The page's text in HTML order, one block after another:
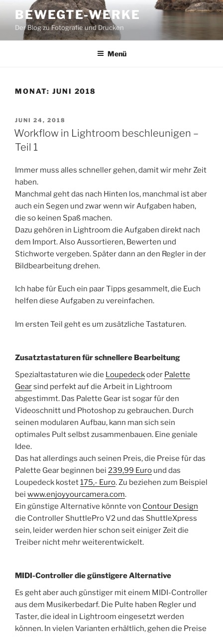
Inhalt
springen
BEWEGTE-WERKE
Der Blog zu Fotografie und Drucken
Menü
MONAT: JUNI 2018
VERÖFFENTLICHT
AM
JUNI 24, 2018
Workflow in Lightroom beschleunigen –
Teil 1
Immer muss alles schneller gehen, damit wir mehr Zeit
haben.
Manchmal geht das nach Hinten los, manchmal ist aber
auch ein Segen und zwar wenn wir Aufgaben haben,
die so keinen Spaß machen.
Dazu gehören in Lightroom die Aufgaben direkt nach
dem Import. Also Aussortieren, Bewerten und
Stichworte vergeben. Später dann an den Regler in der
Bildbearbeitung drehen.
Ich habe für Euch ein paar Tipps gesammelt, die Euch
helfen diese Aufgaben zu vereinfachen.
Im ersten Teil geht es um zusätzliche Tastaturen.
Zusatztastaturen für schnellere Bearbeitung
Spezialtastaturen wie die Loupedeckoder Palette
Gearsind perfekt auf die Arbeit in Lightroom
abgestimmt. Das Palette Gear ist sogar für den
Videoschnitt und Photoshop zu gebrauchen. Durch
seinen modularen Aufbau, kann man sich sein
optimales Pult selbst zusammenbauen. Eine geniale
Idee.
Das hat allerdings auch seinen Preis, die Preise für das
Palette Gear beginnen bei 239,99 Euro und das
Loupedeck kostet175,- Euro. Zu beziehen zum Beispiel
bei www.enjoyyourcamera.com.
Ein günstige Alternative könnte von Contour Design
die Controller ShuttlePro V2 und das ShuttleXpress
sein, leider werden hier schon seit einiger Zeit die
Treiber nicht mehr weiterentwickelt.
MIDI-Controller die günstigere Alternative
Es geht aber auch günstiger mit einem MIDI-Controller
aus dem Musikerbedarf. Die Pulte haben Regler und
Taster, die ideal in Lightroom eingesetzt werden
können. In vielen Varianten erhältlich, gehen die Preise